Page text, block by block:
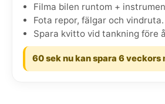
Filma bilen runtom +
Fota repor, fälgar och vindruta.
Spara kvitto vid tankning före
60 sek nu kan spara 6 veckors